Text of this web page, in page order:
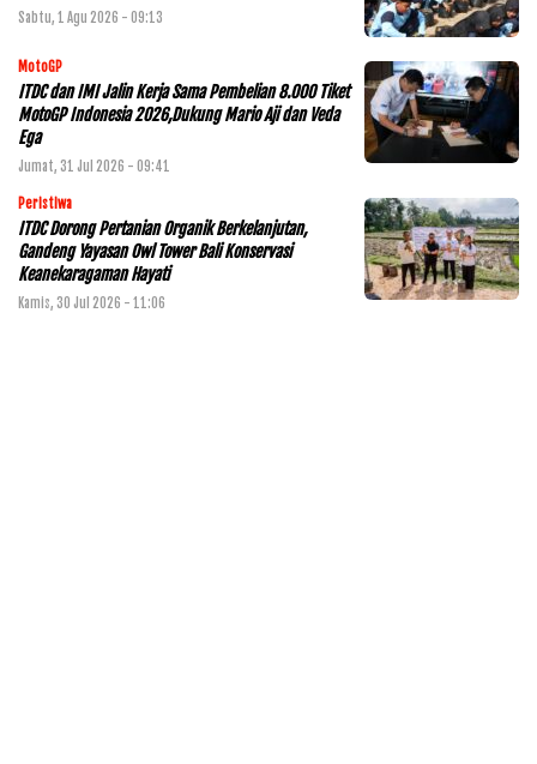
Sabtu, 1 Agu 2026 - 09:13
MotoGP
ITDC dan IMI Jalin Kerja Sama Pembelian 8.000 Tiket
MotoGP Indonesia 2026,Dukung Mario Aji dan Veda
Ega
Jumat, 31 Jul 2026 - 09:41
Peristiwa
ITDC Dorong Pertanian Organik Berkelanjutan,
Gandeng Yayasan Owl Tower Bali Konservasi
Keanekaragaman Hayati
Kamis, 30 Jul 2026 - 11:06